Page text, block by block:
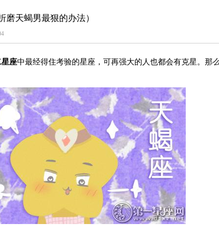
天蝎男最狠的办法）
座中最经得住考验的星座，可再强大的人也都会有克星。那